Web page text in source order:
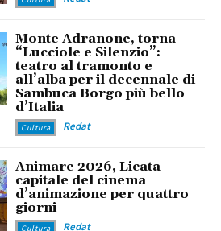
Monte Adranone, torna
“Lucciole e Silenzio”:
teatro al tramonto e
all’alba per il decennale di
Sambuca Borgo più bello
d’Italia
Cultura Redat
Animare 2026, Licata
capitale del cinema
d’animazione per quattro
giorni
Cultura Redat